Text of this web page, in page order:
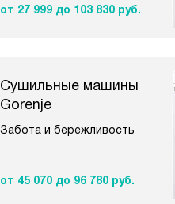
от 27 999 до 103 830 руб.
Сушильные машины
Gorenje
Забота и бережливость
от 45 070 до 96 780 руб.